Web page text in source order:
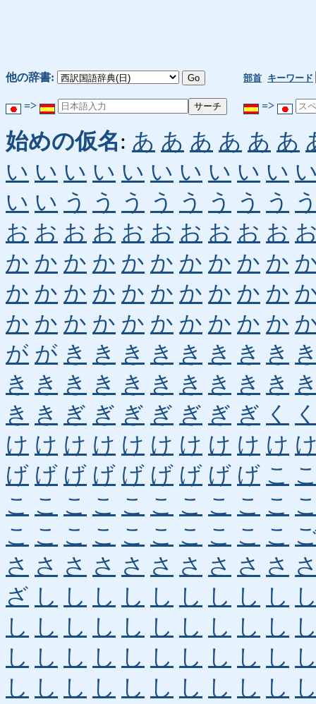
他の辞書: 部首 キーワード
=> =>
始めの仮名: あ あ あ あ あ あ
い い い い い い い い い い
い い う う う う う う う う
お お お お お お お お お お
か か か か か か か か か か
か か か か か か か か か か
か か か か か か か か か か
が が き き き き き き き き
き き き き き き き き き き
き き ぎ ぎ ぎ ぎ ぎ ぎ ぎ く
け け け け け け け け け け
げ げ げ げ げ げ げ げ げ こ
こ こ こ こ こ こ こ こ こ こ
こ こ こ こ こ こ こ こ こ こ
さ さ さ さ さ さ さ さ さ さ
ざ し し し し し し し し し
し し し し し し し し し し
し し し し し し し し し し
し し し し し し し し し し